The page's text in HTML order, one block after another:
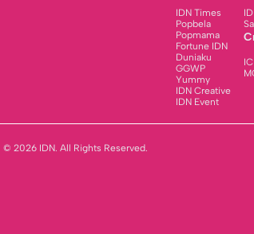
IDN Times
Popbela
Popmama
Fortune IDN
Duniaku
GGWP
Yummy
IDN Creative
IDN Event
© 2026 IDN. All Rights Reserved.